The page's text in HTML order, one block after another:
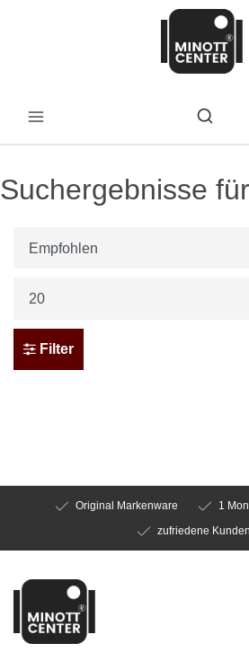
Suchergebnisse
Filter
Original Markenware
1
zufriedene Kunden